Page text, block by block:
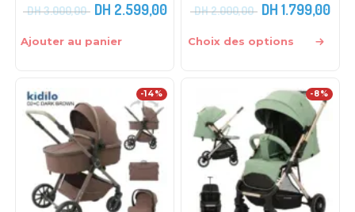
DH3.000,00 DH 2.599,00
Ajouter au panier
DH2.000,00 DH 1.799,00
Choix des options
-14% -8%